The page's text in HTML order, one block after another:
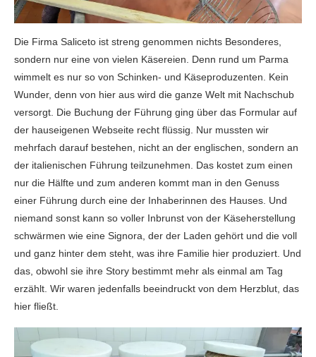
Die Firma Saliceto ist streng genommen nichts Besonderes,
sondern nur eine von vielen Käsereien. Denn rund um Parma
wimmelt es nur so von Schinken- und Käseproduzenten. Kein
Wunder, denn von hier aus wird die ganze Welt mit Nachschub
versorgt. Die Buchung der Führung ging über das Formular auf
der hauseigenen Webseite recht flüssig. Nur mussten wir
mehrfach darauf bestehen, nicht an der englischen, sondern an
der italienischen Führung teilzunehmen. Das kostet zum einen
nur die Hälfte und zum anderen kommt man in den Genuss
einer Führung durch eine der Inhaberinnen des Hauses. Und
niemand sonst kann so voller Inbrunst von der Käseherstellung
schwärmen wie eine Signora, der der Laden gehört und die voll
und ganz hinter dem steht, was ihre Familie hier produziert. Und
das, obwohl sie ihre Story bestimmt mehr als einmal am Tag
erzählt. Wir waren jedenfalls beeindruckt von dem Herzblut, das
hier fließt.